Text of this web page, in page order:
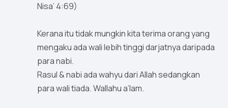
Nisa’ 4:69)
Kerana itu tidak mungkin kita terima orang yang
mengaku ada wali lebih tinggi darjatnya daripada
para nabi.
Rasul & nabi ada wahyu dari Allah sedangkan
para wali tiada. Wallahu a’lam.